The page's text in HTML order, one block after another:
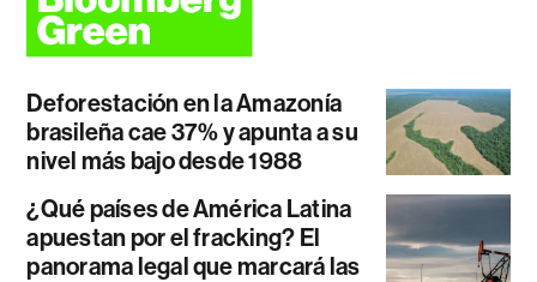
Deforestación en la Amazonía
brasileña cae 37% y apunta a su
nivel más bajo desde 1988
¿Qué países de América Latina
apuestan por el fracking? El
panorama legal que marcará las